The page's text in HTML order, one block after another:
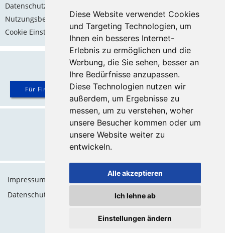
Diese Website verwendet Cookies
und Targeting Technologien, um
Ihnen ein besseres Internet-
Erlebnis zu ermöglichen und die
Werbung, die Sie sehen, besser an
Ihre Bedürfnisse anzupassen.
Diese Technologien nutzen wir
außerdem, um Ergebnisse zu
messen, um zu verstehen, woher
unsere Besucher kommen oder um
unsere Website weiter zu
entwickeln.
Alle akzeptieren
Ich lehne ab
Einstellungen ändern
Datenschutz
Nutzungsbedingungen
Cookie Einstellungen
Für Firmen ...
Ein Projekt von
Website | Onlineshop | Marketing
Impressum
Datenschutz
AGB